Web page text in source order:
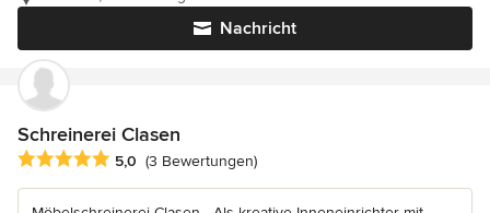
Nachricht
Schreinerei Clasen
Durchschnittliche Bewertung: 5 von 5 Sternen
5,0 (3 Bewertungen)